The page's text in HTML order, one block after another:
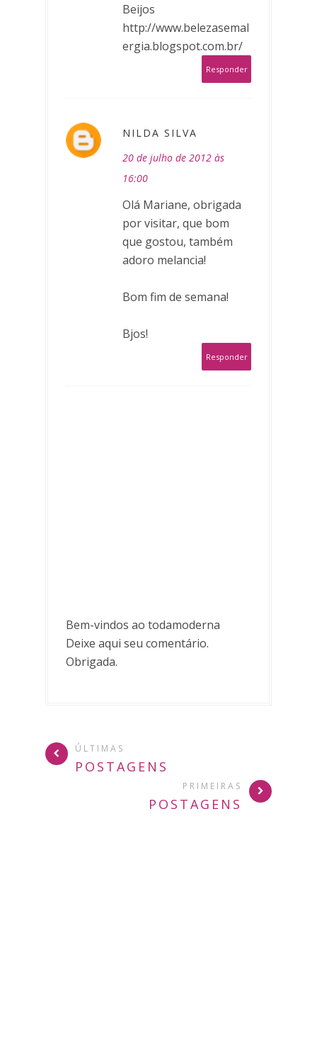
Beijos
http://www.belezasemal
ergia.blogspot.com.br/
Responder
NILDA SILVA
20 de julho de 2012 às
16:00
Olá Mariane, obrigada
por visitar, que bom
que gostou, também
adoro melancia!
Bom fim de semana!
Bjos!
Responder
Bem-vindos ao todamoderna
Deixe aqui seu comentário.
Obrigada.
ÚLTIMAS
POSTAGENS
PRIMEIRAS
POSTAGENS